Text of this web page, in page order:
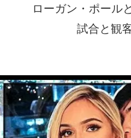
ローガン・ポール
試合と観